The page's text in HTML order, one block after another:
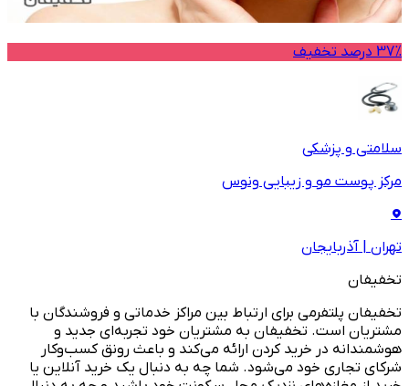
37% درصد تخفیف
سلامتی و پزشکی
مرکز پوست مو و زیبایی ونوس
تهران | آذربایجان
تخفیفان
تخفیفان پلتفرمی برای ارتباط بین مراکز خدماتی و فروشندگان با
مشتریان است. تخفیفان به مشتریان خود تجربه‌ای جدید و
هوشمندانه در خرید کردن ارائه می‌کند و باعث رونق کسب‌وکار
شرکای تجاری خود می‌شود. شما چه به دنبال یک خرید آنلاین یا